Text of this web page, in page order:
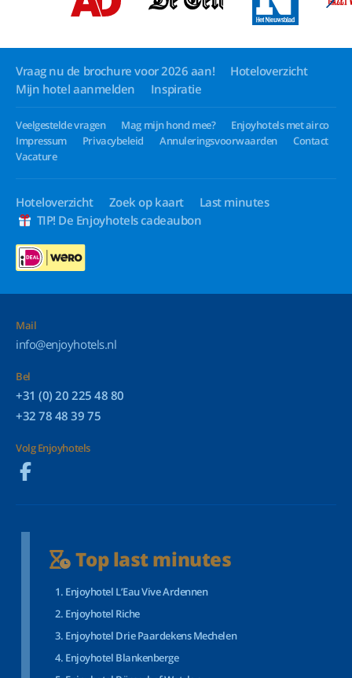
Vraag nu de brochure voor 2026 aan!
Hoteloverzicht
Mijn hotel aanmelden
Inspiratie
Veelgestelde vragen Mag mijn hond mee?
Enjoyhotels met airco
Impressum
Privacybeleid Annuleringsvoorwaarden
Contact
Vacature
Hoteloverzicht Zoek op kaart
Last minutes
TIP! De Enjoyhotels cadeaubon
Mail
info@enjoyhotels.nl
Bel
+31 (0) 20 225 48 80
+32 78 48 39 75
Volg Enjoyhotels
Top last minutes
Enjoyhotel L’Eau Vive Ardennen
Enjoyhotel Riche
Enjoyhotel Drie Paardekens Mechelen
Enjoyhotel Blankenberge